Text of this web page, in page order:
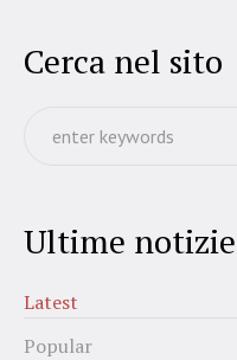
Cerca nel sito
Ultime notizie
Latest
Popular